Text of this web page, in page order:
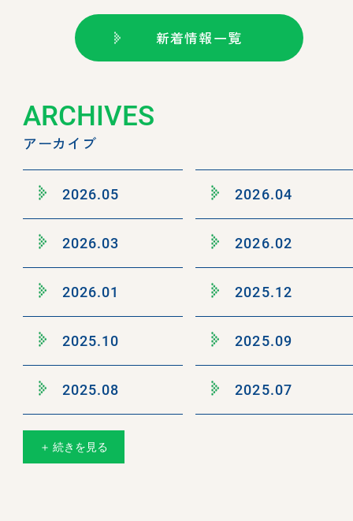
新着情報一覧
ARCHIVES
アーカイブ
2026.05 2026.04
2026.03 2026.02
2026.01 2025.12
2025.10 2025.09
2025.08 2025.07
＋ 続きを見る